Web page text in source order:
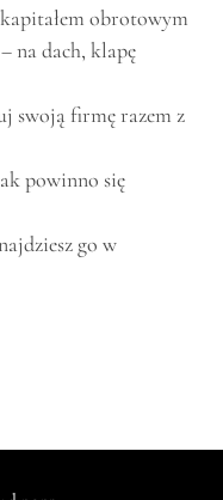
obrotowym
na dach, klapę
swoją firmę razem z
powinno się
go w